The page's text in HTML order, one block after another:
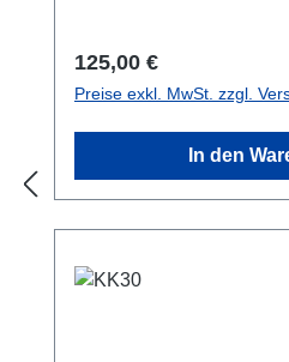
Tragzahl: ca. 1MN
Regulärer Preis:
125,00 €
Preise exkl. MwSt. zzgl.
In den